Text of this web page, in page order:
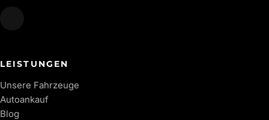
LEISTUNGEN
Unsere Fahrzeuge
Autoankauf
Blog